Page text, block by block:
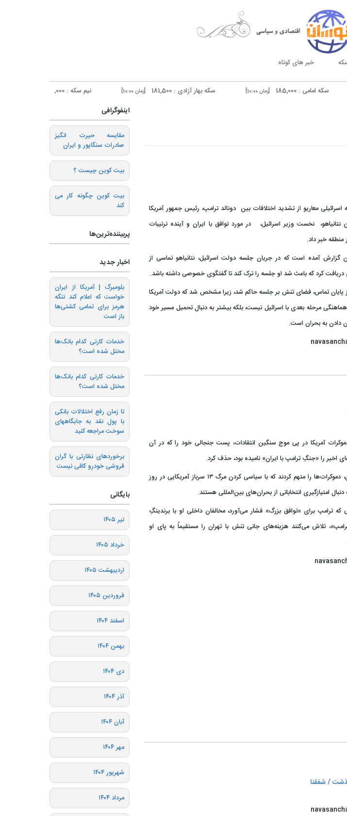
خبر های کوتاه
[زمان 10:00] سکه بهار آزادی : 181,500 [زمان 10:00] نیم سکه : 95,000 [زمان 10:00]
اسرائیلی معاریو از تشدید اختلافات بین دونالد ترامپ، رئیس جمهور آمریکا
نتانیاهو، نخست وزیر اسرائیل، در مورد توافق با ایران و آینده ترتیبات
منطقه خبر داد.
گزارش آمده است که در جریان جلسه دولت اسرائیل، نتانیاهو تماسی از
دریافت کرد که باعث شد او جلسه را ترک کند تا گفتگوی خصوصی داشته باشد.
پایان تماس، فضای تنش بر جلسه حاکم شد، زیرا مشخص شد که دولت آمریکا
هماهنگی مرحله بعدی با اسرائیل نیست، بلکه بیشتر به دنبال تحمیل مسیر خود
دادن به بحران است.
آمریکا در پی موج سنگین انتقادات، پست جنجالی خود را که در آن
اخیر را «جنگِ ترامپ با ایران» نامیده بود، حذف کرد.
?منتقدان، دموکرات‌ها را متهم کردند که با سیاسی کردن مرگ ۱۳ سرباز آمریکایی در روز
دنبال امتیازگیری انتخاباتی از بحران‌های بین‌المللی هستند.
که ترامپ برای «توافق بزرگ» فشار می‌آورد، مخالفان داخلی او با برندینگِ
تلاش می‌کنند هزینه‌های جانی تنش با تهران را مستقیماً به پای او
اینفوگرافی
️مقایسه حیرت انگیز
صادرات سنگاپور و ایران
بیت کوین چیست ؟
بیت کوین چگونه کار می
کند
پربیننده‌ترین‌ها
اخبار جدید
بلومبرگ | آمریکا از ایران
خواست که اعلام کند تنگه
هرمز برای تمامی کشتی‌ها
باز است
خدمات کارتی کدام بانک‌ها
مختل شده است؟
خدمات کارتی کدام بانک‌ها
مختل شده است؟
تا زمان رفع اختلالات بانکی
با پول نقد به جایگاههای
سوخت مراجعه کنید
برخوردهای نظارتی با گران
فروشی خودرو کافی نیست
بایگانی
تیر ۱۴۰۵
خرداد ۱۴۰۵
اردیبهشت ۱۴۰۵
فروردین ۱۴۰۵
اسفند ۱۴۰۴
بهمن ۱۴۰۴
دی ۱۴۰۴
آذر ۱۴۰۴
آبان ۱۴۰۴
مهر ۱۴۰۴
شهریور ۱۴۰۴
مرداد ۱۴۰۴